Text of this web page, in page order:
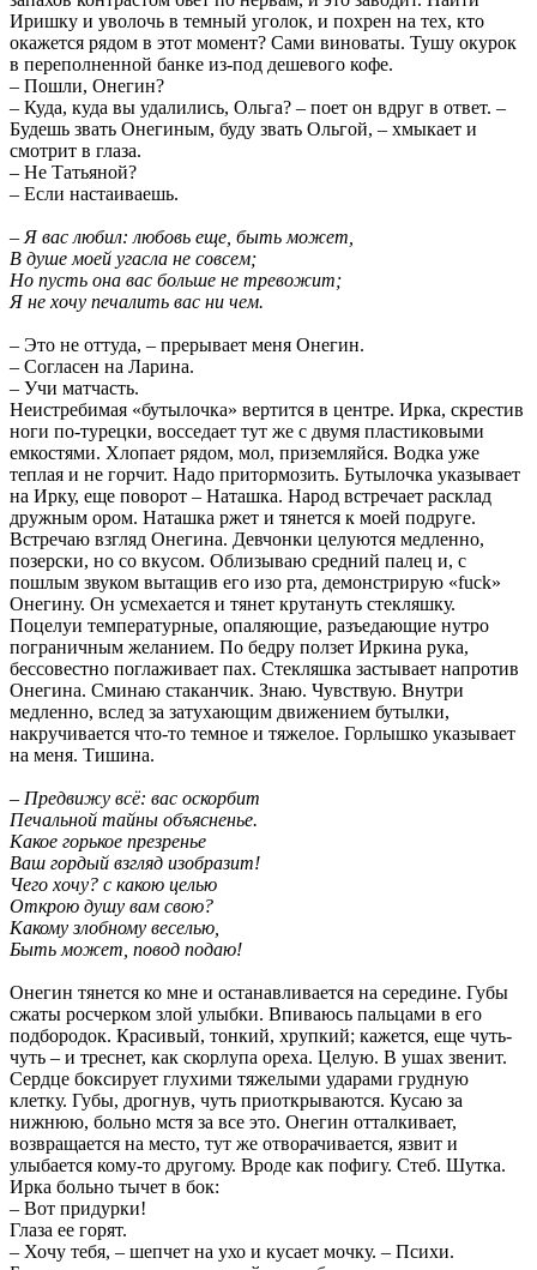
Иришку и уволочь в темный уголок, и похрен на тех, кто
окажется рядом в этот момент? Сами виноваты. Тушу окурок
в переполненной банке из-под дешевого кофе.
– Пошли, Онегин?
– Куда, куда вы удалились, Ольга? – поет он вдруг в ответ. –
Будешь звать Онегиным, буду звать Ольгой, – хмыкает и
смотрит в глаза.
– Не Татьяной?
– Если настаиваешь.
– Я вас любил: любовь еще, быть может,
В душе моей угасла не совсем;
Но пусть она вас больше не тревожит;
Я не хочу печалить вас ни чем.
– Это не оттуда, – прерывает меня Онегин.
– Согласен на Ларина.
– Учи матчасть.
Неистребимая «бутылочка» вертится в центре. Ирка, скрестив
ноги по-турецки, восседает тут же с двумя пластиковыми
емкостями. Хлопает рядом, мол, приземляйся. Водка уже
теплая и не горчит. Надо притормозить. Бутылочка указывает
на Ирку, еще поворот – Наташка. Народ встречает расклад
дружным ором. Наташка ржет и тянется к моей подруге.
Встречаю взгляд Онегина. Девчонки целуются медленно,
позерски, но со вкусом. Облизываю средний палец и, с
пошлым звуком вытащив его изо рта, демонстрирую «fuck»
Онегину. Он усмехается и тянет крутануть стекляшку.
Поцелуи температурные, опаляющие, разъедающие нутро
пограничным желанием. По бедру ползет Иркина рука,
бессовестно поглаживает пах. Стекляшка застывает напротив
Онегина. Сминаю стаканчик. Знаю. Чувствую. Внутри
медленно, вслед за затухающим движением бутылки,
накручивается что-то темное и тяжелое. Горлышко указывает
на меня. Тишина.
– Предвижу всё: вас оскорбит
Печальной тайны объясненье.
Какое горькое презренье
Ваш гордый взгляд изобразит!
Чего хочу? с какою целью
Открою душу вам свою?
Какому злобному веселью,
Быть может, повод подаю!
Онегин тянется ко мне и останавливается на середине. Губы
сжаты росчерком злой улыбки. Впиваюсь пальцами в его
подбородок. Красивый, тонкий, хрупкий; кажется, еще чуть-
чуть – и треснет, как скорлупа ореха. Целую. В ушах звенит.
Сердце боксирует глухими тяжелыми ударами грудную
клетку. Губы, дрогнув, чуть приоткрываются. Кусаю за
нижнюю, больно мстя за все это. Онегин отталкивает,
возвращается на место, тут же отворачивается, язвит и
улыбается кому-то другому. Вроде как пофигу. Стеб. Шутка.
Ирка больно тычет в бок:
– Вот придурки!
Глаза ее горят.
– Хочу тебя, – шепчет на ухо и кусает мочку. – Психи.